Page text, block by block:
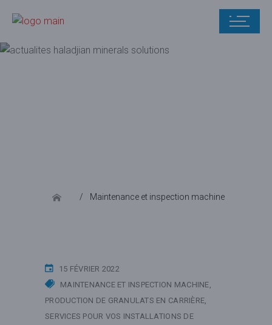
Maintenance et inspection machine
15 FÉVRIER 2022
MAINTENANCE ET INSPECTION MACHINE
PRODUCTION DE GRANULATS EN CARRIÈRE
SERVICES POUR VOS INSTALLATIONS DE